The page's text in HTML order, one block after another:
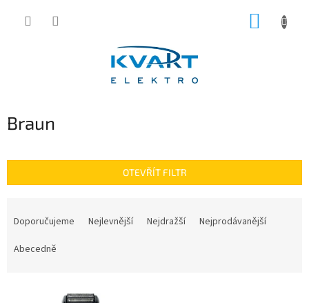
Braun
OTEVŘÍT FILTR
Doporučujeme Nejlevnější Nejdražší
Nejprodávanější
Abecedně